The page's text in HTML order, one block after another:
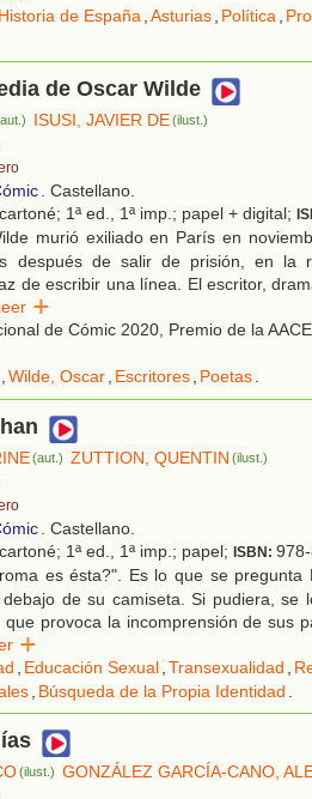
Historia de España,Asturias, Política,
de Oscar Wilde
ISUSI, JAVIER DE(ilust.)
. Castellano.
1ª ed., 1ª imp.; papel + digital;
murió exiliado en París en
después de salir de prisión, en la
de escribir una línea. El escritor,
de Cómic 2020, Premio de la
,Wilde, Oscar, Escritores, Poetas.
(aut.) ZUTTION, QUENTIN (ilust.)
. Castellano.
1ª ed., 1ª imp.; papel; ISBN:
es ésta?". Es lo que se
de su camiseta. Si pudiera, se
provoca la incomprensión de sus
, Educación Sexual,Transexualidad ,
, Búsqueda de la Propia Identidad .
(ilust.) GONZÁLEZ GARCÍA-CANO,